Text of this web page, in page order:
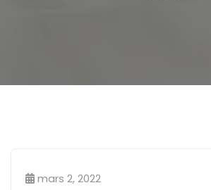
Homme/Femme de ménage
mars 2, 2022